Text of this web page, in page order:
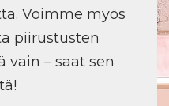
Voimme myös
piirustusten
vain – saat sen